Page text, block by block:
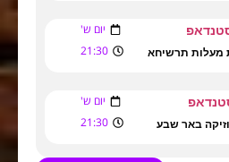
יום ש'
מעלות תרשיחא 21:30
יום ש'
באר שבע 21:30